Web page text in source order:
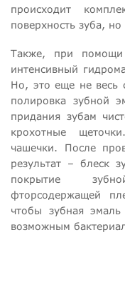
происходит
поверхность зуба,
Также, при помощи
интенсивный
Но, это еще не весь
полировка зубной
придания зубам
крохотные
чашечки. После
результат – блеск
покрытие
фторсодержащей
чтобы зубная
возможным